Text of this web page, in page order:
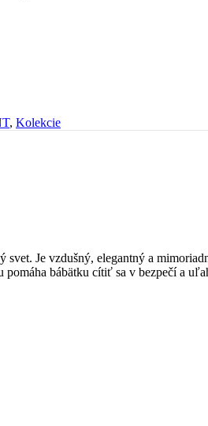
, Kolekcie
Je vzdušný, elegantný a
bábätku cítiť sa v bezpečí a